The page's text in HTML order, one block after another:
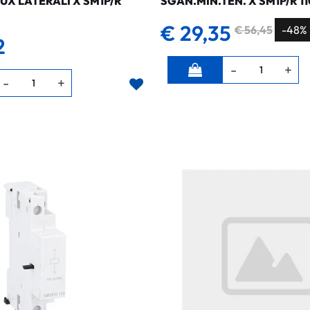
€ 56,45 -48%
€ 29,35
Quantità